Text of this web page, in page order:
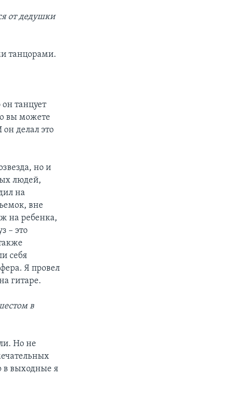
от дедушки
танцорами.
танцует
вы можете
он делал это
но и
людей,
на
вне
на ребенка,
– это
себя
Я провел
гитаре.
в
Но не
в выходные я